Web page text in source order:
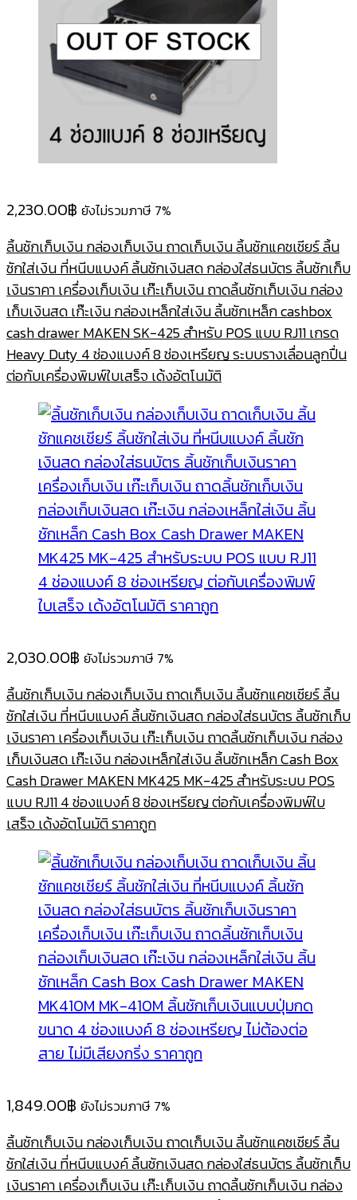
2,230.00฿ ยังไม่รวมภาษี 7%
ลิ้นชักเก็บเงิน กล่องเก็บเงิน ถาดเก็บเงิน ลิ้นชักแคชเชียร์ ลิ้น
ชักใส่เงิน ที่หนีบแบงค์ ลิ้นชักเงินสด กล่องใส่ธนบัตร ลิ้นชักเก็บ
เงินราคา เครื่องเก็บเงิน เก๊ะเก็บเงิน ถาดลิ้นชักเก็บเงิน กล่อง
เก็บเงินสด เก๊ะเงิน กล่องเหล็กใส่เงิน ลิ้นชักเหล็ก cashbox
cash drawer MAKEN SK-425 สำหรับ POS แบบ RJ11 เกรด
Heavy Duty 4 ช่องแบงค์ 8 ช่องเหรียญ ระบบรางเลื่อนลูกปื่น
ต่อกับเครื่องพิมพ์ใบเสร็จ เด้งอัตโนมัติ
2,030.00฿ ยังไม่รวมภาษี 7%
ลิ้นชักเก็บเงิน กล่องเก็บเงิน ถาดเก็บเงิน ลิ้นชักแคชเชียร์ ลิ้น
ชักใส่เงิน ที่หนีบแบงค์ ลิ้นชักเงินสด กล่องใส่ธนบัตร ลิ้นชักเก็บ
เงินราคา เครื่องเก็บเงิน เก๊ะเก็บเงิน ถาดลิ้นชักเก็บเงิน กล่อง
เก็บเงินสด เก๊ะเงิน กล่องเหล็กใส่เงิน ลิ้นชักเหล็ก Cash Box
Cash Drawer MAKEN MK425 MK-425 สำหรับระบบ POS
แบบ RJ11 4 ช่องแบงค์ 8 ช่องเหรียญ ต่อกับเครื่องพิมพ์ใบ
เสร็จ เด้งอัตโนมัติ ราคาถูก
1,849.00฿ ยังไม่รวมภาษี 7%
ลิ้นชักเก็บเงิน กล่องเก็บเงิน ถาดเก็บเงิน ลิ้นชักแคชเชียร์ ลิ้น
ชักใส่เงิน ที่หนีบแบงค์ ลิ้นชักเงินสด กล่องใส่ธนบัตร ลิ้นชักเก็บ
เงินราคา เครื่องเก็บเงิน เก๊ะเก็บเงิน ถาดลิ้นชักเก็บเงิน กล่อง